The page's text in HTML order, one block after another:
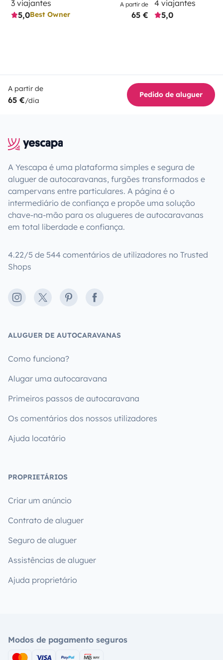
3 viajantes
5,0Best Owner
A partir de
65 €
4 viajantes
5,0
A partir de
65 €/dia
Pedido de aluguer
A Yescapa é uma plataforma simples e segura de
aluguer de autocaravanas, furgões transformados e
campervans entre particulares. A página é o
intermediário de confiança e propõe uma solução
chave-na-mão para os alugueres de autocaravanas
em total liberdade e confiança.
4.22/5 de 544 comentários de utilizadores no Trusted
Shops
Instagram
X PinterestFacebook
ALUGUER DE AUTOCARAVANAS
Como funciona?
Alugar uma autocaravana
Primeiros passos de autocaravana
Os comentários dos nossos utilizadores
Ajuda locatário
PROPRIETÁRIOS
Criar um anúncio
Contrato de aluguer
Seguro de aluguer
Assistências de aluguer
Ajuda proprietário
Modos de pagamento seguros